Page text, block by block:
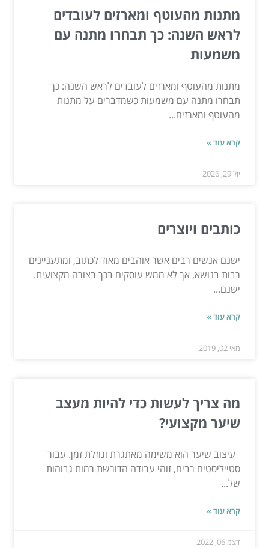
מתנות מהעוטף ומארזים לעובדים
לראש השנה: כך תבחרו מתנה עם
משמעות
מתנות מהעוטף ומארזים לעובדים לראש השנה: כך
תבחרו מתנה עם משמעות כשמדברים על מתנות
מהעוטף ומארזים...
קרא עוד »
יול 29, 2026
כותבים ויוצרים
ישנם אנשים רבים אשר אוהבים מאוד לכתוב, ומתעניינים
רבות בנושא, אך לא ממש עוסקים בכך בצורה מקצועית.
ישנם...
קרא עוד »
מאי 02, 2019
מה צריך לעשות כדי להיות מעצב
שיער מקצועי?
עיצוב שיער הוא משימה מאתגרת וגוזלת זמן. עבור
סטייליסטים רבים, זוהי עבודה הדורשת רמות גבוהות
של...
קרא עוד »
דצמ 06, 2022